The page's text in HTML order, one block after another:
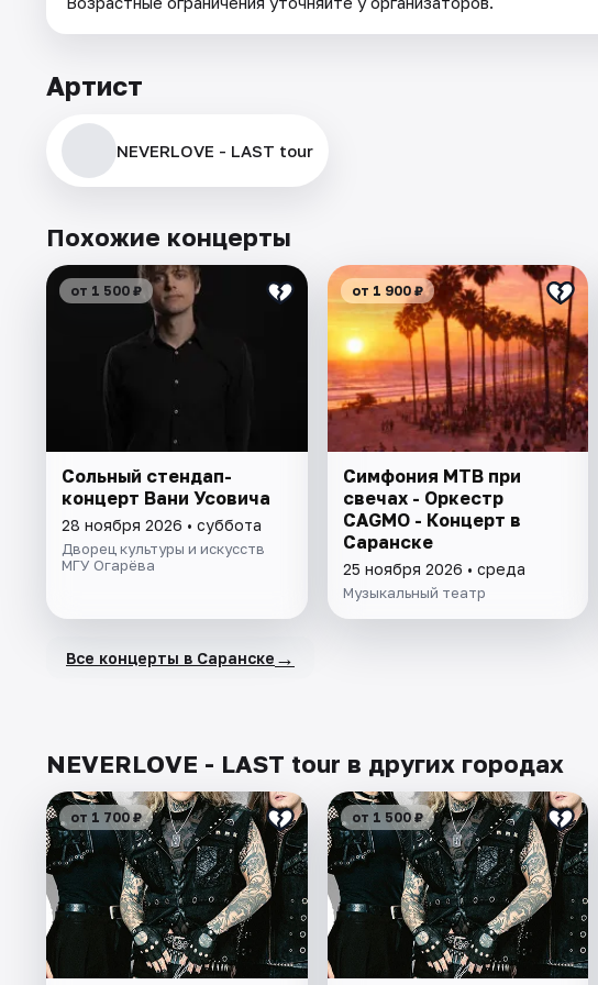
Артист
NEVERLOVE - LAST tour
Похожие концерты
от 1 500 ₽
Сольный стендап-
концерт Вани Усовича
28 ноября 2026 • суббота
Дворец культуры и искусств
МГУ Огарёва
от 1 900 ₽
Симфония МТВ при
свечах - Оркестр
CAGMO - Концерт в
Саранске
25 ноября 2026 • среда
Музыкальный театр
Все концерты в Саранске →
NEVERLOVE - LAST tour в других городах
от 1 700 ₽ от 1 500 ₽